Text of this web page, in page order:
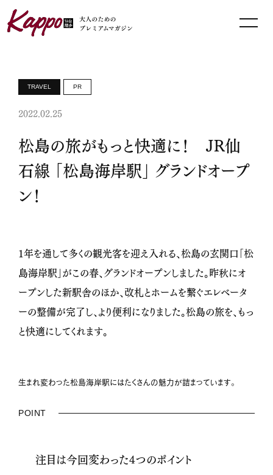
TRAVEL PR
2022.02.25
松島の旅がもっと快適に！ JR仙
石線 「松島海岸駅」 グランドオープ
ン！
１年を通して多くの観光客を迎え入れる、松島の玄関口「松
島海岸駅」がこの春、グランドオープンしました。昨秋にオ
ープンした新駅舎のほか、改札とホームを繋ぐエレベータ
ーの整備が完了し、より便利になりました。松島の旅を、もっ
と快適にしてくれます。
生まれ変わった松島海岸駅にはたくさんの魅力が詰まっています。
POINT
注目は今回変わった4つのポイント